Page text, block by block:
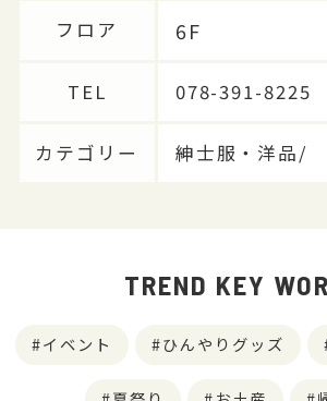
フロア 6F
TEL 078-391-8225
カテゴリー 紳士服・洋品/
TREND KEY
イベント ひんやりグッズ